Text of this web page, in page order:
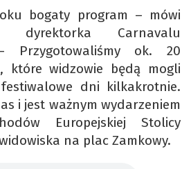
bogaty program – mówi
dyrektorka Carnavalu
Przygotowaliśmy ok. 20
które widzowie będą mogli
dni kilkakrotnie.
i jest ważnym wydarzeniem
Europejskiej Stolicy
na plac Zamkowy.